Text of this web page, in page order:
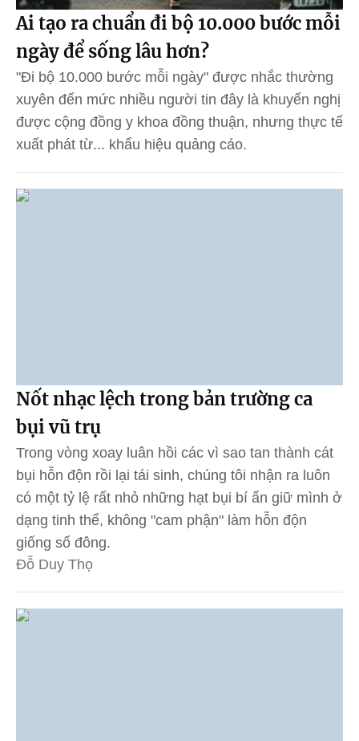
Ai tạo ra chuẩn đi bộ 10.000 bước mỗi
ngày để sống lâu hơn?
"Đi bộ 10.000 bước mỗi ngày" được nhắc thường
xuyên đến mức nhiều người tin đây là khuyến nghị
được cộng đồng y khoa đồng thuận, nhưng thực tế
xuất phát từ... khẩu hiệu quảng cáo.
Nốt nhạc lệch trong bản trường ca
bụi vũ trụ
Trong vòng xoay luân hồi các vì sao tan thành cát
bụi hỗn độn rồi lại tái sinh, chúng tôi nhận ra luôn
có một tỷ lệ rất nhỏ những hạt bụi bí ẩn giữ mình ở
dạng tinh thể, không "cam phận" làm hỗn độn
giống số đông.
Đỗ Duy Thọ